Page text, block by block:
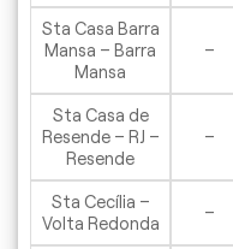
Sta Casa Barra
Mansa – Barra
Mansa
–
Sta Casa de
Resende – RJ –
Resende
–
Sta Cecília –
Volta Redonda
–